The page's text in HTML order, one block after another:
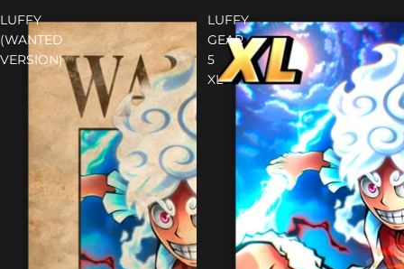
LUFFY
(WANTED
VERSION)
LUFFY
GEAR
5
XL